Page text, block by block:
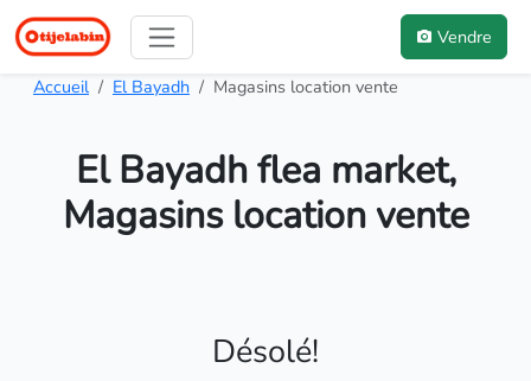
Vendre
Accueil El Bayadh Magasins location vente
El Bayadh flea market,
Magasins location vente
Désolé!